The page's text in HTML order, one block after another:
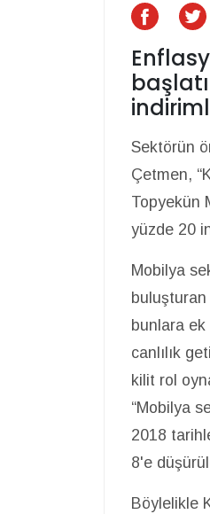
Sektörün
Çetmen,
Topyekün
yüzde 20
Mobilya
bunlara
canlılık
kilit rol
“Mobilya
2018
8'e
Böylelikle